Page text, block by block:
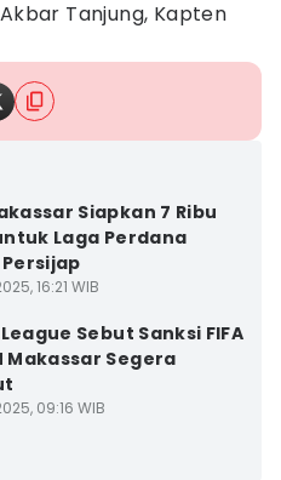
Tanjung, Kapten
Siapkan 7 Ribu
Laga Perdana
16:21 WIB
Sebut Sanksi FIFA
Makassar Segera
09:16 WIB